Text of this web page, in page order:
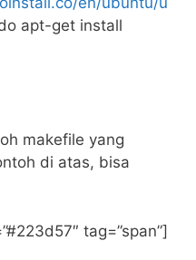
apt-get install
makefile yang
di atas, bisa
tag=”span”]